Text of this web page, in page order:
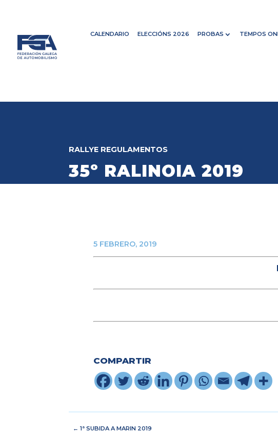
CALENDARIO ELECCIÓNS 2026 PROBAS TEMPOS
RALLYE REGULAMENTOS
35º RALINOIA 2019
5 FEBRERO, 2019
COMPARTIR
←1ª SUBIDA A MARIN 2019